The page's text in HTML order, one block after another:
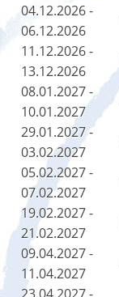
04.12.2026 -
06.12.2026
11.12.2026 -
13.12.2026
08.01.2027 -
10.01.2027
29.01.2027 -
03.02.2027
05.02.2027 -
07.02.2027
19.02.2027 -
21.02.2027
09.04.2027 -
11.04.2027